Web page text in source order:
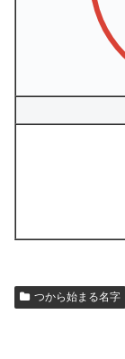
つから始まる名字